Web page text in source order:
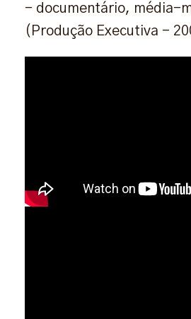
– documentário, média-
(Produção Executiva –